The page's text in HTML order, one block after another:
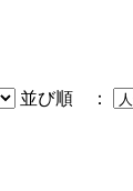
並び順 ：